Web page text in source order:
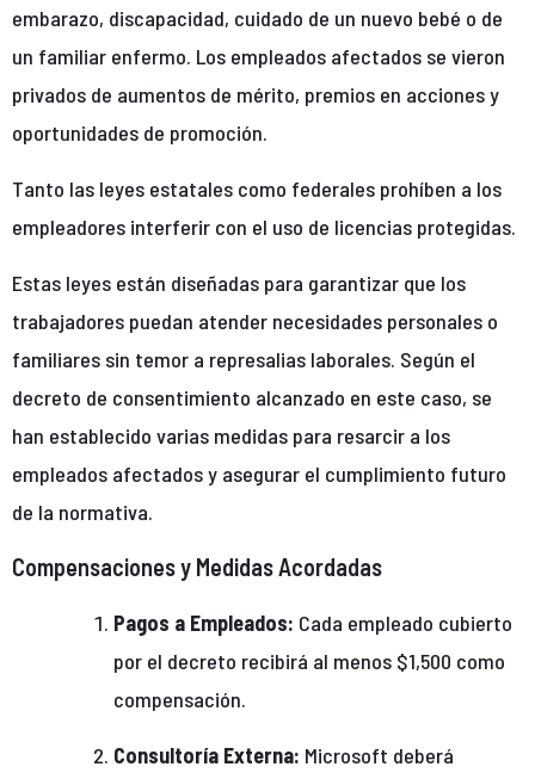
embarazo, discapacidad, cuidado de un nuevo bebé o de
un familiar enfermo. Los empleados afectados se vieron
privados de aumentos de mérito, premios en acciones y
oportunidades de promoción.
Tanto las leyes estatales como federales prohíben a los
empleadores interferir con el uso de licencias protegidas.
Estas leyes están diseñadas para garantizar que los
trabajadores puedan atender necesidades personales o
familiares sin temor a represalias laborales. Según el
decreto de consentimiento alcanzado en este caso, se
han establecido varias medidas para resarcir a los
empleados afectados y asegurar el cumplimiento futuro
de la normativa.
Compensaciones y Medidas Acordadas
Pagos a Empleados: Cada empleado cubierto
por el decreto recibirá al menos $1,500 como
compensación.
Consultoría Externa: Microsoft deberá